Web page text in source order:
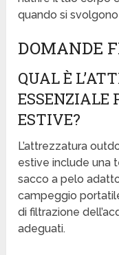
quando si
DOMANDE
QUAL È
ESSENZIALE
ESTIVE?
L’attrezzatura
estive include una
sacco a pelo
campeggio
di filtrazione
adeguati.